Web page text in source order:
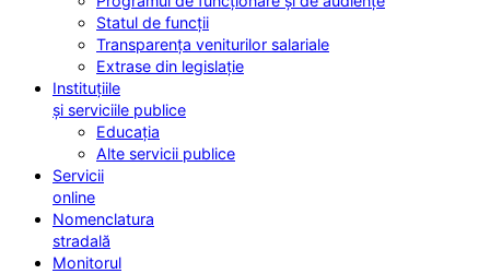
Statul de funcții
Transparența veniturilor salariale
Extrase din legislație
Instituțiile
și serviciile publice
Educația
Alte servicii publice
Servicii
online
Nomenclatura
stradală
Monitorul